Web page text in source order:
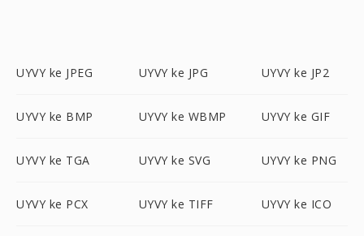
UYVY ke JPEG UYVY ke JPG UYVY ke JP2
UYVY ke BMP UYVY ke WBMP UYVY ke GIF
UYVY ke TGA UYVY ke SVG UYVY ke PNG
UYVY ke PCX UYVY ke TIFF UYVY ke ICO